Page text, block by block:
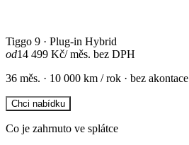
Tiggo 9 · Plug-in Hybrid
od14 499 Kč/ měs. bez DPH
36 měs. · 10 000 km / rok · bez akontace
Chci nabídku
Co je zahrnuto ve splátce